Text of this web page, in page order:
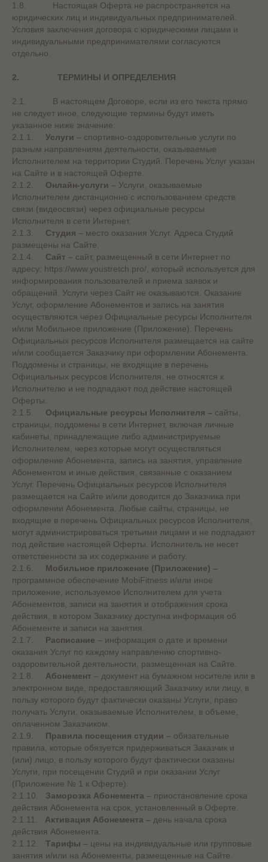
1.8. Настоящая Оферта не распространяется на
юридических лиц и индивидуальных предпринимателей.
Условия заключения договора с юридическими лицами и
индивидуальными предпринимателями согласуются
отдельно.
2. ТЕРМИНЫ И ОПРЕДЕЛЕНИЯ
2.1. В настоящем Договоре, если из его текста прямо
не следует иное, следующие термины будут иметь
указанное ниже значение:
2.1.1. Услуги – спортивно-оздоровительные услуги по
разным направлениям деятельности, оказываемые
Исполнителем на территории Студий. Перечень Услуг указан
на Сайте и в настоящей Оферте.
2.1.2. Онлайн-услуги – Услуги, оказываемые
Исполнителем дистанционно с использованием средств
связи (видеосвязи) через официальные ресурсы
Исполнителя в сети Интернет.
2.1.3. Студия – место оказания Услуг. Адреса Студий
размещены на Сайте.
2.1.4. Сайт – сайт, размещенный в сети Интернет по
адресу: https://www.youstretch.pro/, который используется для
информирования пользователей и приема заявок и
обращений. Услуги через Сайт не оказываются. Оказание
Услуг, оформление Абонементов и запись на занятия
осуществляются через Официальные ресурсы Исполнителя
и/или Мобильное приложение (Приложение). Перечень
Официальных ресурсов Исполнителя размещается на сайте
и/или сообщается Заказчику при оформлении Абонемента.
Поддомены и страницы, не входящие в перечень
Официальных ресурсов Исполнителя, не относятся к
Исполнителю и не подпадают под действие настоящей
Оферты.
2.1.5. Официальные ресурсы Исполнителя – сайты,
страницы, поддомены в сети Интернет, включая личные
кабинеты, принадлежащие либо администрируемые
Исполнителем, через которые могут осуществляться
оформление Абонемента, запись на занятия, управление
Абонементом и иные действия, связанные с оказанием
Услуг. Перечень Официальных ресурсов Исполнителя
размещается на Сайте и/или доводится до Заказчика при
оформлении Абонемента. Любые сайты, страницы, не
входящие в перечень Официальных ресурсов Исполнителя,
могут администрироваться третьими лицами и не подпадают
под действие настоящей Оферты. Исполнитель не несет
ответственности за их содержание и работу.
2.1.6. Мобильное приложение (Приложение) –
программное обеспечение MobiFitness и/или иное
приложение, используемое Исполнителем для учета
Абонементов, записи на занятия и отображения срока
действия, в котором Заказчику доступна информация об
Абонементе и записи на занятия.
2.1.7. Расписание – информация о дате и времени
оказания Услуг по каждому направлению спортивно-
оздоровительной деятельности, размещенная на Сайте.
2.1.8. Абонемент – документ на бумажном носителе или в
электронном виде, предоставляющий Заказчику или лицу, в
пользу которого будут фактически оказаны Услуги, право
получать Услуги, оказываемые Исполнителем, в объеме,
оплаченном Заказчиком.
2.1.9. Правила посещения студии – обязательные
правила, которые обязуется придерживаться Заказчик и
(или) лицо, в пользу которого будут фактически оказаны
Услуги, при посещении Студий и при оказании Услуг
(Приложение № 1 к Оферте).
2.1.10. Заморозка Абонемента – приостановление срока
действия Абонемента на срок, установленный в Оферте.
2.1.11. Активация Абонемента – день начала срока
действия Абонемента.
2.1.12. Тарифы – цены на индивидуальные или групповые
занятия и/или на Абонементы, размещенные на Сайте.